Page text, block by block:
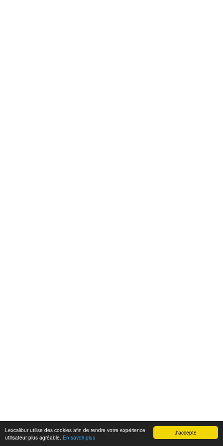
J'accepte
Lexcalibur utilise des cookies afin de rendre votre expérience
utilisateur plus agréable. En savoir plus